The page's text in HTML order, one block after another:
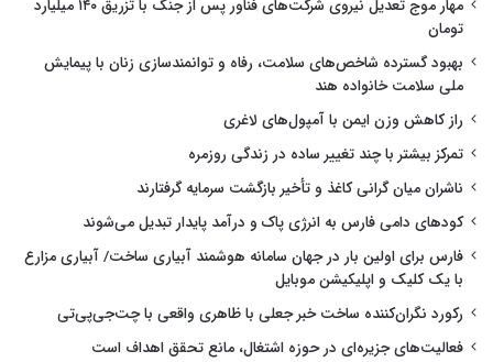
مهار موج تعدیل نیروی شرکت‌های فناور پس از جنگ با تزریق ۱۴۰ میلیارد
تومان
بهبود گسترده شاخص‌های سلامت، رفاه و توانمندسازی زنان با پیمایش
ملی سلامت خانواده هند
راز کاهش وزن ایمن با آمپول‌های لاغری
تمرکز بیشتر با چند تغییر ساده در زندگی روزمره
ناشران میان گرانی کاغذ و تأخیر بازگشت سرمایه گرفتارند
کودهای دامی فارس به انرژی پاک و درآمد پایدار تبدیل می‌شوند
فارس برای اولین بار در جهان سامانه هوشمند آبیاری ساخت/ آبیاری مزارع
با یک کلیک و اپلیکیشن موبایل
رکورد نگران‌کننده ساخت خبر جعلی با ظاهری واقعی با چت‌جی‌پی‌تی
فعالیت‌های جزیره‌ای در حوزه اشتغال، مانع تحقق اهداف است